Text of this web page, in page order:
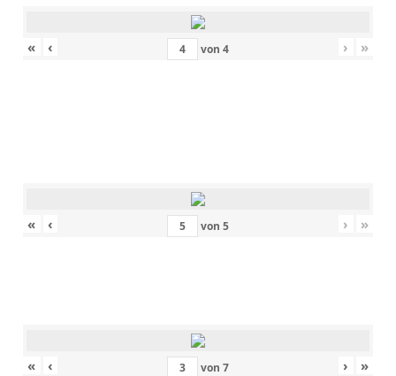
« ‹ von 4 › »
« ‹ von 5 › »
« ‹ von 7 › »